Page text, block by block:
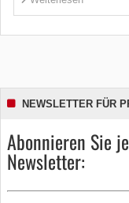
NEWSLETTER FÜR
Abonnieren Sie
Newsletter: